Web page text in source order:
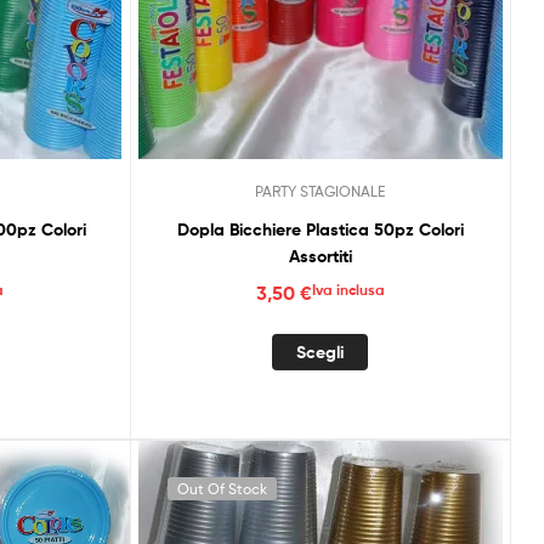
Colori
PARTY STAGIONALE
Dopla Bicchiere Plastica 50pz Colori
Assortiti
3,50 €Iva inclusa
Scegli
prodotto
varianti.
Le
opzioni
possono
Out Of Stock